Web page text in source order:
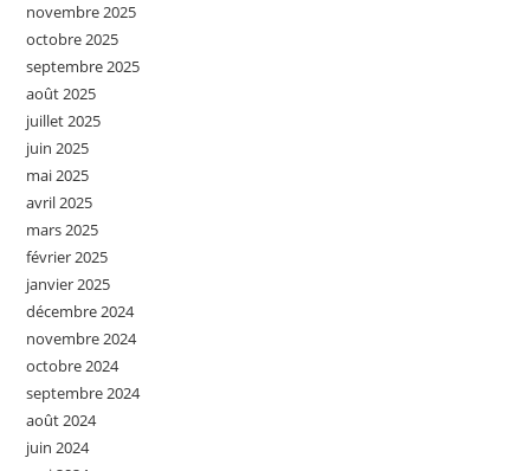
novembre 2025
octobre 2025
septembre 2025
août 2025
juillet 2025
juin 2025
mai 2025
avril 2025
mars 2025
février 2025
janvier 2025
décembre 2024
novembre 2024
octobre 2024
septembre 2024
août 2024
juin 2024